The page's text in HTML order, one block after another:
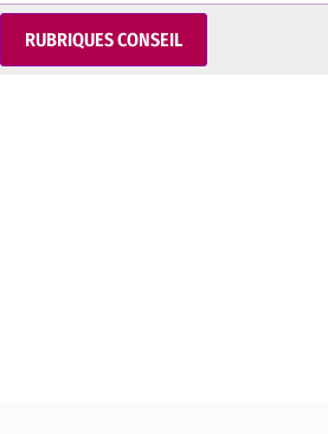
RUBRIQUES CONSEIL